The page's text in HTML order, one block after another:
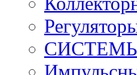
СИСТЕМЫ